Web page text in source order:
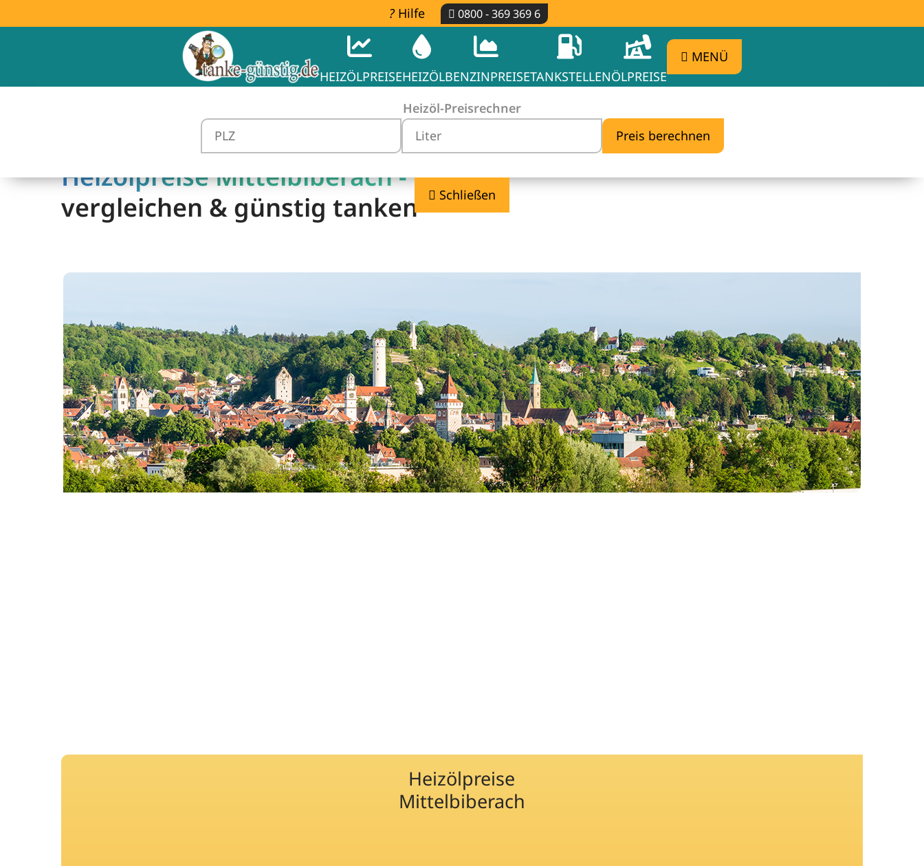
Hilfe 0800 - 369 369 6
HEIZÖLPREISEHEIZÖLBENZINPREISETANKSTELLENÖLPREISE
MENÜ
Heizöl-Preisrechner
Schließen
Heizölpreise Mittelbiberach -
vergleichen & günstig tanken
Heizölpreise
Mittelbiberach